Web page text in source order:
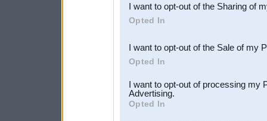
Downstream Participants
third parties.
I want to opt-out of the Sharing of
Opted In
I want to opt-out of the Sale of my
Opted In
I want to opt-out of processing my
Advertising.
Opted In